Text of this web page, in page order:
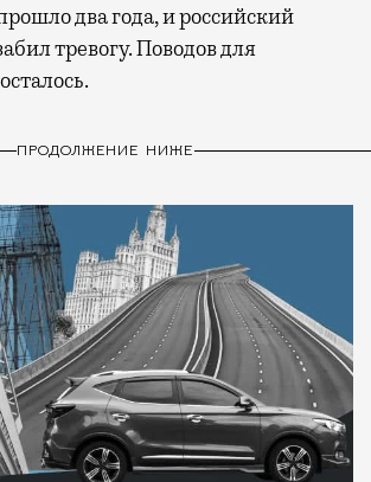
два года, и российский
тревогу. Поводов для
ПРОДОЛЖЕНИЕ НИЖЕ